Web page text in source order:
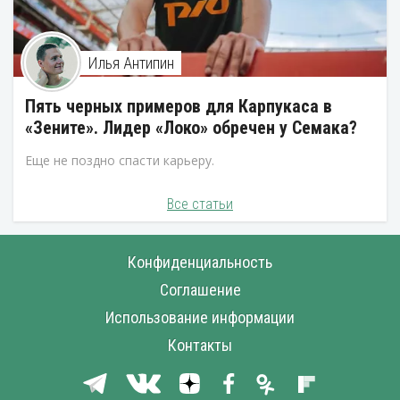
Илья Антипин
Пять черных примеров для Карпукаса в
«Зените». Лидер «Локо» обречен у Семака?
Еще не поздно спасти карьеру.
Все статьи
Конфиденциальность
Соглашение
Использование информации
Контакты